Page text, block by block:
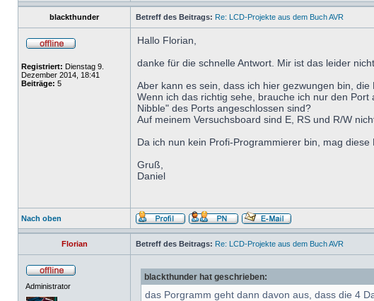
blackthunder Betreff des Beitrags: Re: LCD-Projekte aus dem Buch AVR
Registriert: Dienstag 9.
Dezember 2014, 18:41
Beiträge: 5
Hallo Florian,
danke für die schnelle Antwort. Mir ist das leider
Aber kann es sein, dass ich hier gezwungen bin,
Wenn ich das richtig sehe, brauche ich nur den
Nibble" des Ports angeschlossen sind?
Auf meinem Versuchsboard sind E, RS und R/W
Da ich nun kein Profi-Programmierer bin, mag
Gruß,
Daniel
Nach oben
Florian Betreff des Beitrags: Re: LCD-Projekte aus dem Buch AVR
Administrator
blackthunder hat geschrieben:
das Porgramm geht dann davon aus, dass die 4